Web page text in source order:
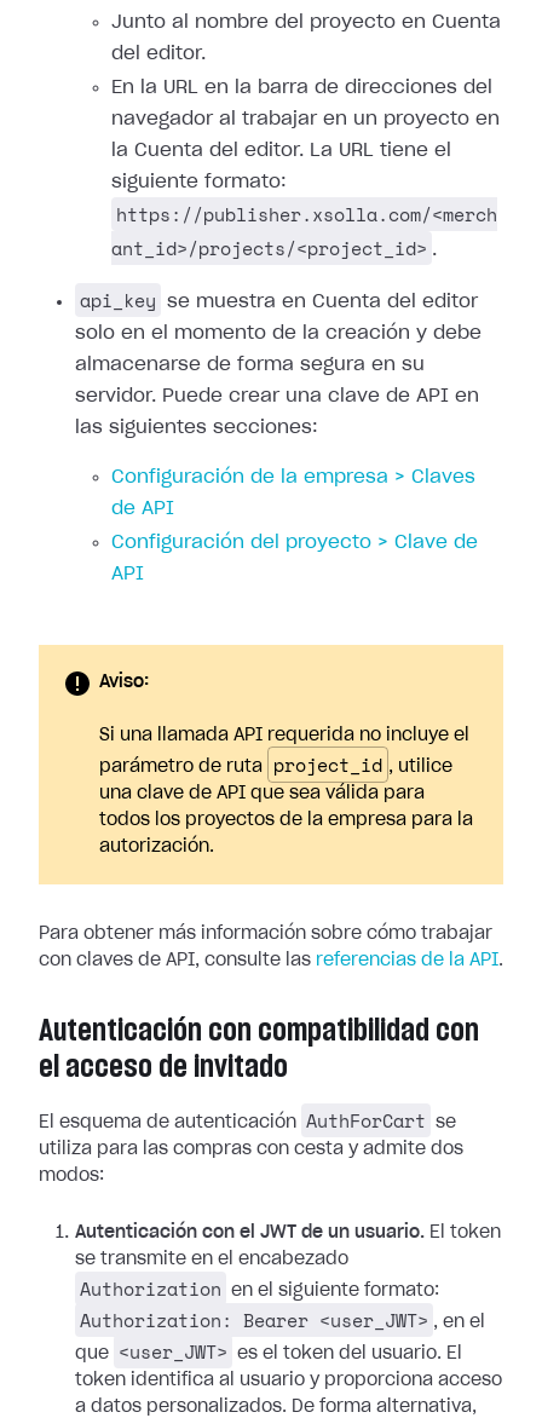
Junto al nombre del proyecto en Cuenta
del editor.
En la URL en la barra de direcciones del
navegador al trabajar en un proyecto en
la Cuenta del editor. La URL tiene el
siguiente formato:
https://publisher.xsolla.com/<merch
ant_id>/projects/<project_id> .
api_key
se muestra en Cuenta del editor
solo en el momento de la creación y debe
almacenarse de forma segura en su
servidor. Puede crear una clave de API en
las siguientes secciones:
Configuración de la empresa > Claves
de API
Configuración del proyecto > Clave de
API
Aviso:
Si una llamada API requerida no incluye el
parámetro de ruta
project_id , utilice
una clave de API que sea válida para
todos los proyectos de la empresa para la
autorización.
Para obtener más información sobre cómo trabajar
con claves de API, consulte las referencias de la API.
Autenticación con compatibilidad con
el acceso de invitado
El esquema de autenticación AuthForCart
se
utiliza para las compras con cesta y admite dos
modos:
Autenticación con el JWT de un usuario. El token
se transmite en el encabezado
Authorization en el siguiente formato:
Authorization: Bearer <user_JWT> , en el
que
<user_JWT>
es el token del usuario. El
token identifica al usuario y proporciona acceso
a datos personalizados. De forma alternativa,